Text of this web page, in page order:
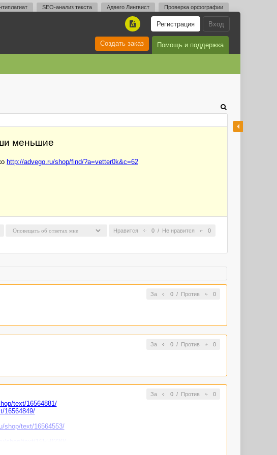
SEO-анализ текста Адвего Лингвист Проверка орфографии
Вход
Регистрация
A
Помощь и поддержка
Создать заказ
меньшие
http://advego.ru/shop/find/?a=vetter0k&c=62
Нравится 0 / Не нравится 0
За 0/ Против 0
За 0/ Против 0
За 0/ Против 0
text/16564881/
16564849/
shop/text/16564553/